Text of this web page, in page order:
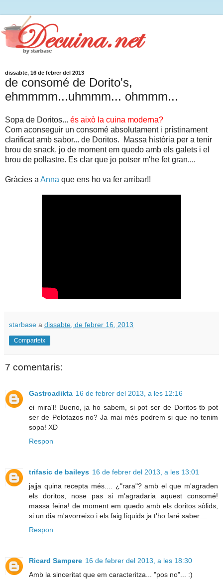
dissabte, 16 de febrer del 2013
de consomé de Dorito's,
ehmmmm...uhmmm... ohmmm...
Sopa de Doritos... és això la cuina moderna?
Com aconseguir un consomé absolutament i prístinament
clarificat amb sabor... de Doritos. Massa història per a tenir
brou de snack, jo de moment em quedo amb els galets i el
brou de pollastre. Es clar que jo potser m'he fet gran....
Gràcies a Anna que ens ho va fer arribar!!
starbase a dissabte, de febrer 16, 2013
Comparteix
7 comentaris:
Gastroadikta 16 de febrer del 2013, a les 12:16
ei mira'l! Bueno, ja ho sabem, si pot ser de Doritos tb pot
ser de Pelotazos no? Ja mai més podrem si que no tenim
sopa! XD
Respon
trifasic de baileys 16 de febrer del 2013, a les 13:01
jajja quina recepta més.... ¿"rara"? amb el que m'agraden
els doritos, nose pas si m'agradaria aquest consomé!
massa feina! de moment em quedo amb els doritos sòlids,
si un dia m'avorreixo i els faig líquids ja t'ho faré saber....
Respon
Ricard Sampere 16 de febrer del 2013, a les 18:30
Amb la sinceritat que em caracteritza... "pos no"... :)